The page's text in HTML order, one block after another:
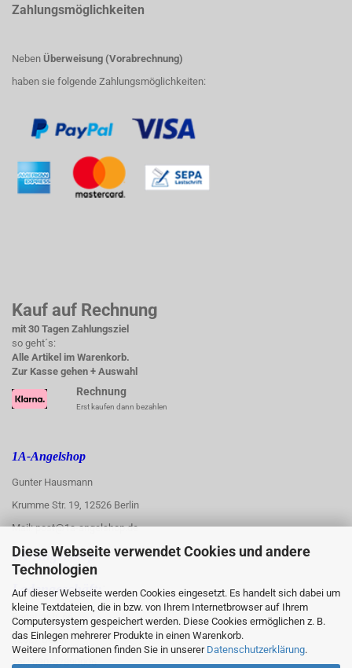
Diese Webseite verwendet Cookies und andere
Technologien
Auf dieser Webseite werden Cookies eingesetzt. Es handelt sich dabei um
kleine Textdateien, die in bzw. von Ihrem Internetbrowser auf Ihrem
Computersystem gespeichert werden. Diese Cookies ermöglichen z. B.
das Einlegen mehrerer Produkte in einen Warenkorb.
Weitere Informationen finden Sie in unserer Datenschutzerklärung.
Zahlungsmöglichkeiten
Neben Überweisung (Vorabrechnung)
haben sie folgende Zahlungsmöglichkeiten:
Kauf auf Rechnung
mit 30 Tagen Zahlungsziel
so geht´s:
Alle Artikel im Warenkorb.
Zur Kasse gehen + Auswahl
Rechnung
Erst kaufen dann bezahlen
1A-Angelshop
Gunter Hausmann
Krumme Str. 19, 12526 Berlin
Mail: post@1a-angelshop.de
1A-Angelshop-
Ladengeschäft::
Regattastr. 66
12527 Berlin
Tel.: 030/67890006